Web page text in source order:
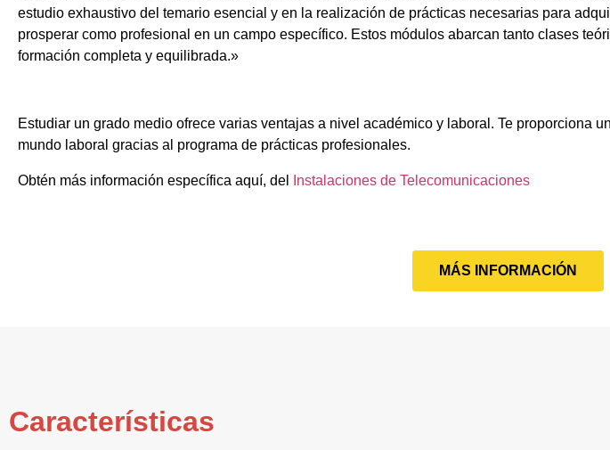
estudio exhaustivo del temario esencial y en la realización de prácticas necesarias para
prosperar como profesional en un campo específico. Estos módulos abarcan tanto clases
formación completa y equilibrada.»
Estudiar un grado medio ofrece varias ventajas a nivel académico y laboral. Te proporciona
mundo laboral gracias al programa de prácticas profesionales.
Obtén más información específica aquí, del Instalaciones de Telecomunicaciones
MÁS INFORMACIÓN
Características